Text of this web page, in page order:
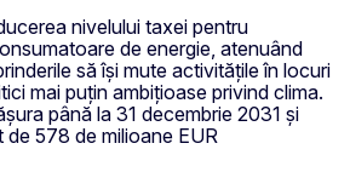
nivelului taxei pentru
de energie, atenuând
să își mute activitățile în locuri
mai puțin ambițioase privind clima.
până la 31 decembrie 2031 și
de 578 de milioane EUR